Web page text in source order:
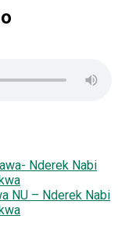
NU – Nderek Nabi